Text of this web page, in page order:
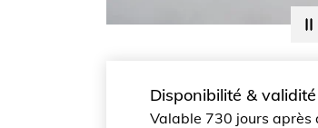
Disponibilité &
Valable 730 jours après